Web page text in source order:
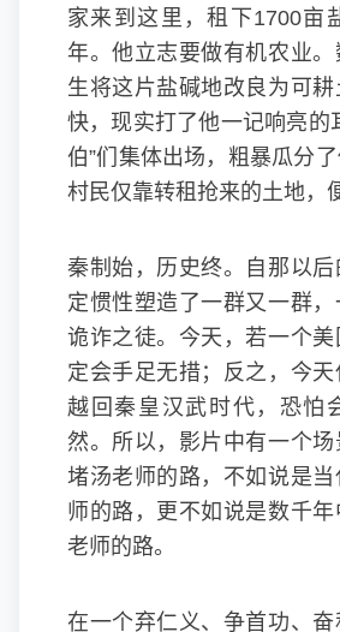
家来到这里，租下1700亩
年。他立志要做有机农业
生将这片盐碱地改良为可
快，现实打了他一记响亮
伯”们集体出场，粗暴瓜分
村民仅靠转租抢来的土地，
秦制始，历史终。自那以
定惯性塑造了一群又一群
诡诈之徒。今天，若一个美
定会手足无措；反之，今
越回秦皇汉武时代，恐怕
然。所以，影片中有一个
堵汤老师的路，不如说是
师的路，更不如说是数千
老师的路。
在一个弃仁义、争首功、